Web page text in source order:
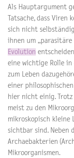
Als Hauptargument
Tatsache, dass Viren
sich nicht
ihnen um „parasitäre
Evolution
eine wichtige Rolle in
zum Leben
einer
hier nicht einig. Trotz
meist zu den
mikroskopisch kleine
sichtbar sind. Neben
Archaebakterien
Mikroorganismen.